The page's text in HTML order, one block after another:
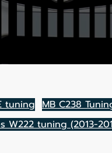
tuning MB C238
W222 tuning (2013-